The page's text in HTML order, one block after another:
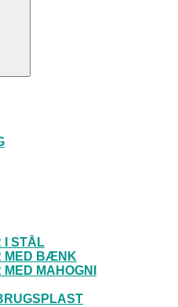
I STÅL
MED BÆNK
MAHOGNI